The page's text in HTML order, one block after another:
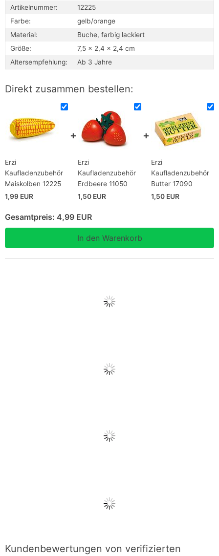
Artikelnummer:
12225
Farbe:
gelb/orange
Material:
Buche, farbig lackiert
Größe:
7,5 x 2,4 x 2,4 cm
Altersempfehlung:
Ab 3 Jahre
Direkt zusammen bestellen:
Erzi
Kaufladenzubehör
Maiskolben 12225
1,99 EUR
Erzi
Kaufladenzubehör
Erdbeere 11050
1,50 EUR
Erzi
Kaufladenzubehör
Butter 17090
1,50 EUR
Gesamtpreis: 4,99 EUR
Kundenbewertungen von verifizierten